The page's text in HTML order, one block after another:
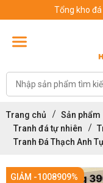
Tổng kho
Trang chủ Sản phẩm
Tranh đá tự nhiên
Tranh Đá Thạch Anh
GIẢM -1008909%